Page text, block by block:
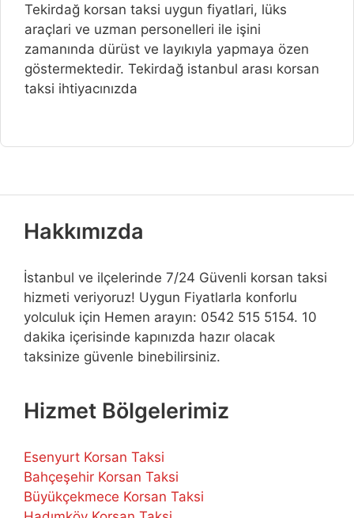
Tekirdağ korsan taksi uygun fiyatlari, lüks
araçlari ve uzman personelleri ile işini
zamanında dürüst ve layıkıyla yapmaya özen
göstermektedir. Tekirdağ istanbul arası korsan
taksi ihtiyacınızda
Hakkımızda
İstanbul ve ilçelerinde 7/24 Güvenli korsan taksi
hizmeti veriyoruz! Uygun Fiyatlarla konforlu
yolculuk için Hemen arayın: 0542 515 5154. 10
dakika içerisinde kapınızda hazır olacak
taksinize güvenle binebilirsiniz.
Hizmet Bölgelerimiz
Esenyurt Korsan Taksi
Bahçeşehir Korsan Taksi
Büyükçekmece Korsan Taksi